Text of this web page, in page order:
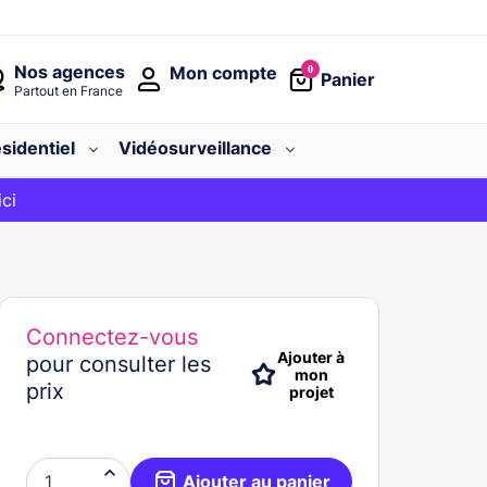
Nos agences
Partout en France
0
Panier
Mon compte
Vidéosurveillance
le code
Connectez-vous
pour consulter les
prix
Ajouter à
mon
projet
 Ajouter au panier